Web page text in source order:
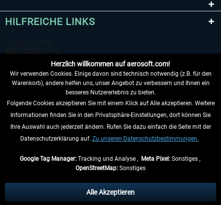
HILFREICHE LINKS
VERTRAG WIDERRUFEN
INFORMATIONEN
anders beschrieben.
** Gilt für Lieferungen innerhalb Deutschlands, Lieferzeiten für andere Länder
Herzlich willkommen auf aerosoft.com!
Wir verwenden Cookies. Einige davon sind technisch notwendig (z.B. für den
Warenkorb), andere helfen uns, unser Angebot zu verbessern und Ihnen ein
besseres Nutzererlebnis zu bieten.
Folgende Cookies akzeptieren Sie mit einem Klick auf Alle akzeptieren. Weitere
Informationen finden Sie in den Privatsphäre-Einstellungen, dort können Sie
Ihre Auswahl auch jederzeit ändern. Rufen Sie dazu einfach die Seite mit der
Datenschutzerklärung auf. Zu unseren Datenschutzbestimmungen.
Google Tag Manager:Tracking und Analyse , Meta Pixel:Sonstiges ,
OpenStreetMap: Sonstiges
Alle Akzeptieren